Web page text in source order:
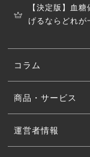
【決定版】血
げるならどれが
コラム
商品・サービス
運営者情報